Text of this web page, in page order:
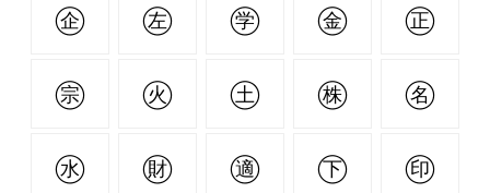
㊭ ㊧ ㊫ ㊎ ㊣
㊪ ㊋ ㊏ ㊑ ㊔
㊌ ㊖ ㊜ ㊦ ㊞